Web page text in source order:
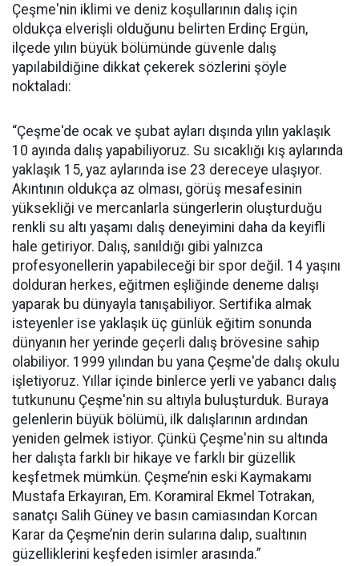
Çeşme'nin iklimi ve deniz koşullarının dalış için
oldukça elverişli olduğunu belirten Erdinç Ergün,
ilçede yılın büyük bölümünde güvenle dalış
yapılabildiğine dikkat çekerek sözlerini şöyle
noktaladı:
“Çeşme'de ocak ve şubat ayları dışında yılın yaklaşık
10 ayında dalış yapabiliyoruz. Su sıcaklığı kış aylarında
yaklaşık 15, yaz aylarında ise 23 dereceye ulaşıyor.
Akıntının oldukça az olması, görüş mesafesinin
yüksekliği ve mercanlarla süngerlerin oluşturduğu
renkli su altı yaşamı dalış deneyimini daha da keyifli
hale getiriyor. Dalış, sanıldığı gibi yalnızca
profesyonellerin yapabileceği bir spor değil. 14 yaşını
dolduran herkes, eğitmen eşliğinde deneme dalışı
yaparak bu dünyayla tanışabiliyor. Sertifika almak
isteyenler ise yaklaşık üç günlük eğitim sonunda
dünyanın her yerinde geçerli dalış brövesine sahip
olabiliyor. 1999 yılından bu yana Çeşme'de dalış okulu
işletiyoruz. Yıllar içinde binlerce yerli ve yabancı dalış
tutkununu Çeşme'nin su altıyla buluşturduk. Buraya
gelenlerin büyük bölümü, ilk dalışlarının ardından
yeniden gelmek istiyor. Çünkü Çeşme'nin su altında
her dalışta farklı bir hikaye ve farklı bir güzellik
keşfetmek mümkün. Çeşme’nin eski Kaymakamı
Mustafa Erkayıran, Em. Koramiral Ekmel Totrakan,
sanatçı Salih Güney ve basın camiasından Korcan
Karar da Çeşme’nin derin sularına dalıp, sualtının
güzelliklerini keşfeden isimler arasında.”